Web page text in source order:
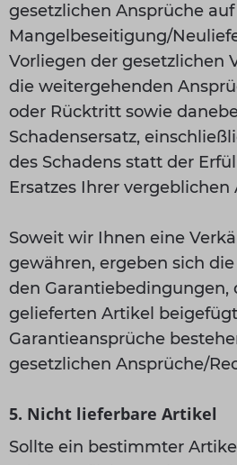
gesetzlichen Ansprüche
Mangelbeseitigung/
Vorliegen der gesetzlichen
die weitergehenden
oder Rücktritt sowie
Schadensersatz,
des Schadens statt der
Ersatzes Ihrer
Soweit wir Ihnen eine
gewähren, ergeben sich
den Garantiebedingungen,
gelieferten Artikel
Garantieansprüche
gesetzlichen Ansprüche/
5. Nicht lieferbare Artikel
Sollte ein bestimmter